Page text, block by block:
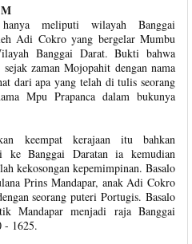
meliputi wilayah Banggai
Adi Cokro yang bergelar Mumbu
Banggai Darat. Bukti bahwa
zaman Mojopahit dengan nama
dari apa yang telah di tulis seorang
Mpu Prapanca dalam bukunya
keempat kerajaan itu bahkan
ke Banggai Daratan ia kemudian
kekosongan kepemimpinan. Basalo
Prins Mandapar, anak Adi Cokro
seorang puteri Portugis. Basalo
Mandapar menjadi raja Banggai
- 1625.